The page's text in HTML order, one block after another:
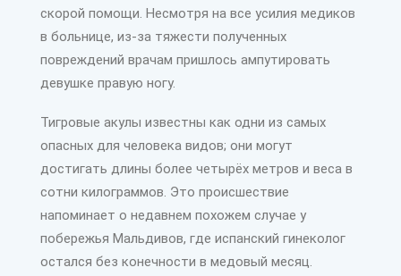
скорой помощи. Несмотря на все усилия медиков
в больнице, из-за тяжести полученных
повреждений врачам пришлось ампутировать
девушке правую ногу.
Тигровые акулы известны как одни из самых
опасных для человека видов; они могут
достигать длины более четырёх метров и веса в
сотни килограммов. Это происшествие
напоминает о недавнем похожем случае у
побережья Мальдивов, где испанский гинеколог
остался без конечности в медовый месяц.